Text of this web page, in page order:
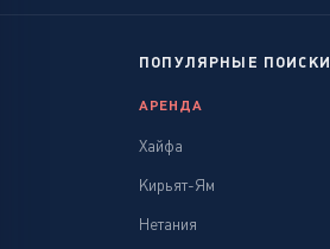
ПОПУЛЯРНЫЕ ПОИСКИ
АРЕНДА
Хайфа
Кирьят-Ям
Нетания